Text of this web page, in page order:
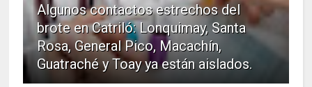
Algunos contactos estrechos del
brote en Catriló: Lonquimay, Santa
Rosa, General Pico, Macachín,
Guatraché y Toay ya están aislados.